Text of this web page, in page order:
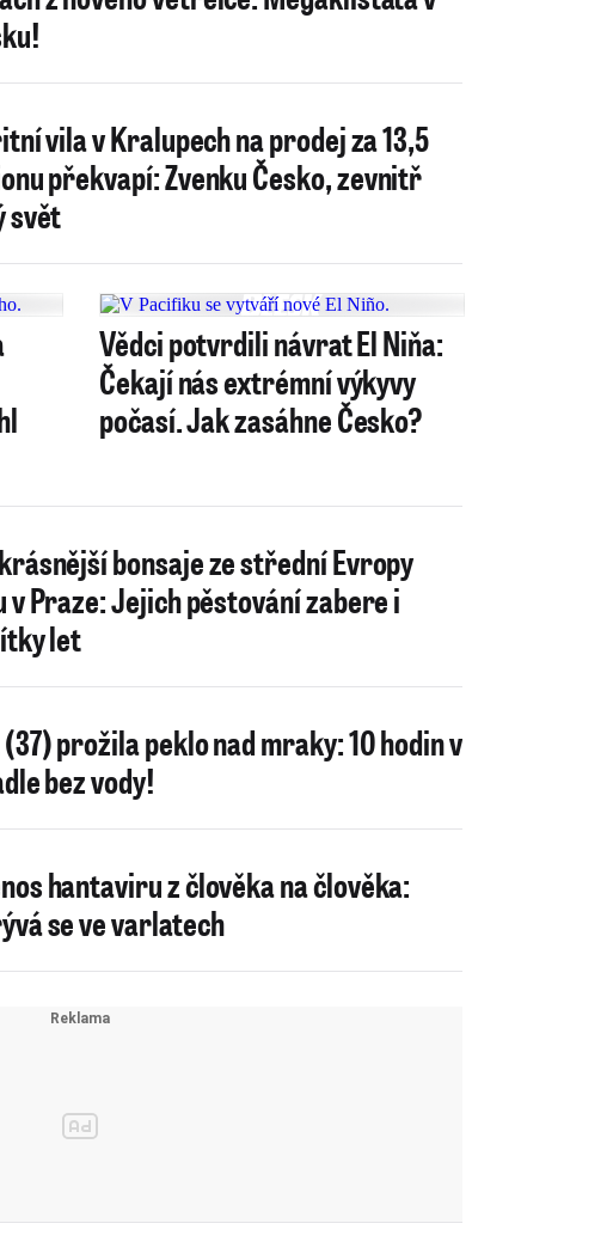
vila v Kralupech na prodej za 13,5
překvapí: Zvenku Česko, zevnitř
svět
Vědci potvrdili návrat El Niňa:
Čekají nás extrémní výkyvy
počasí. Jak zasáhne Česko?
bonsaje ze střední Evropy
v Praze: Jejich pěstování zabere i
let
(37) prožila peklo nad mraky: 10 hodin v
bez vody!
hantaviru z člověka na člověka:
se ve varlatech